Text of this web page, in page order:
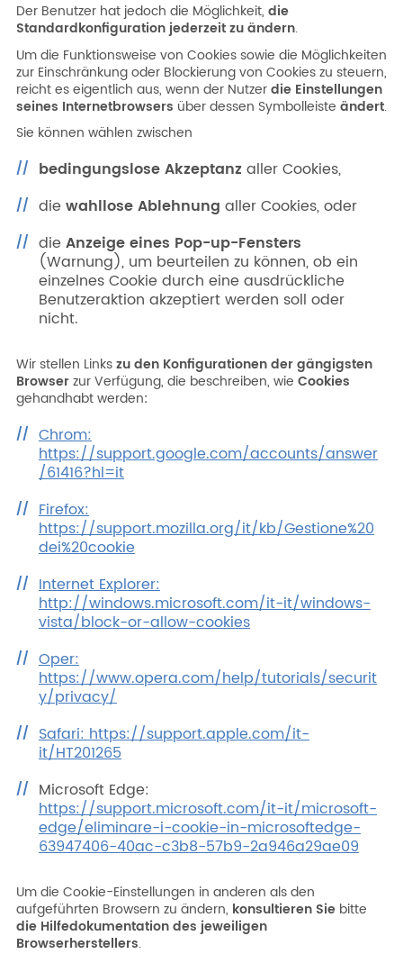
Der Benutzer hat jedoch die Möglichkeit, die
Standardkonfiguration jederzeit zu ändern.
Um die Funktionsweise von Cookies sowie die Möglichkeiten
zur Einschränkung oder Blockierung von Cookies zu steuern,
reicht es eigentlich aus, wenn der Nutzerdie Einstellungen
seines Internetbrowsers über dessen Symbolleiste ändert.
Sie können wählen zwischen
bedingungslose Akzeptanz aller Cookies,
diewahllose Ablehnung aller Cookies, oder
dieAnzeige eines Pop-up-Fensters
(Warnung), um beurteilen zu können, ob ein
einzelnes Cookie durch eine ausdrückliche
Benutzeraktion akzeptiert werden soll oder
nicht.
Wir stellen Linkszu den Konfigurationen der gängigsten
Browserzur Verfügung, die beschreiben, wie Cookies
gehandhabt werden:
Chrom:
https://support.google.com/accounts/answer
/61416?hl=it
Firefox:
https://support.mozilla.org/it/kb/Gestione%20
dei%20cookie
Internet Explorer:
http://windows.microsoft.com/it-it/windows-
vista/block-or-allow-cookies
Oper:
https://www.opera.com/help/tutorials/securit
y/privacy/
Safari: https://support.apple.com/it-
it/HT201265
Microsoft Edge:
https://support.microsoft.com/it-it/microsoft-
edge/eliminare-i-cookie-in-microsoftedge-
63947406-40ac-c3b8-57b9-2a946a29ae09
Um die Cookie-Einstellungen in anderen als den
aufgeführten Browsern zu ändern, konsultieren Sie bitte
die Hilfedokumentation des jeweiligen
Browserherstellers.